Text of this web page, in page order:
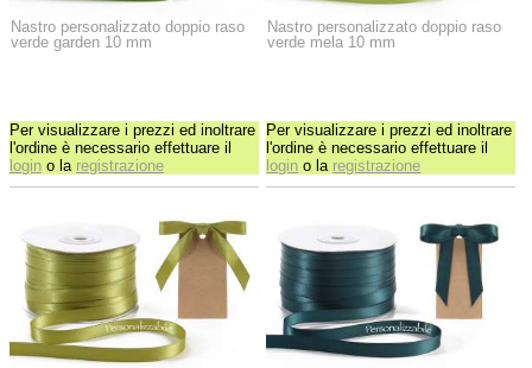
Nastro personalizzato doppio raso
verde garden 10 mm
Per visualizzare i prezzi ed inoltrare
l'ordine è necessario effettuare il
login o la registrazione
Nastro personalizzato doppio raso
verde mela 10 mm
Per visualizzare i prezzi ed inoltrare
l'ordine è necessario effettuare il
login o la registrazione